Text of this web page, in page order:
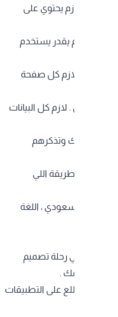
، لازم يحتوي على
لازم يقدر يستخدم
طويل .
البطيئة . لازم كل صفحة
اساسى . لازم كل البيانات
مع عملائك وتذكرهم
بالطريقة اللي
للسوق السعودي ، اللغة
؟
في رحلة تصميم
فشل مشروعك .
واطلع على التطبيقات
تشتغل